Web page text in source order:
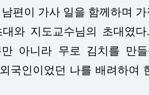
편이 가사 일을 함께하며
지도교수님의 초대였
아니라 무로 김치를 만
국인이었던 나를 배려하여